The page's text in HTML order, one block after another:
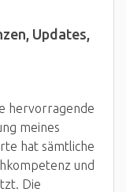
Updates,
hervorragende
meines
hat sämtliche
und
Die